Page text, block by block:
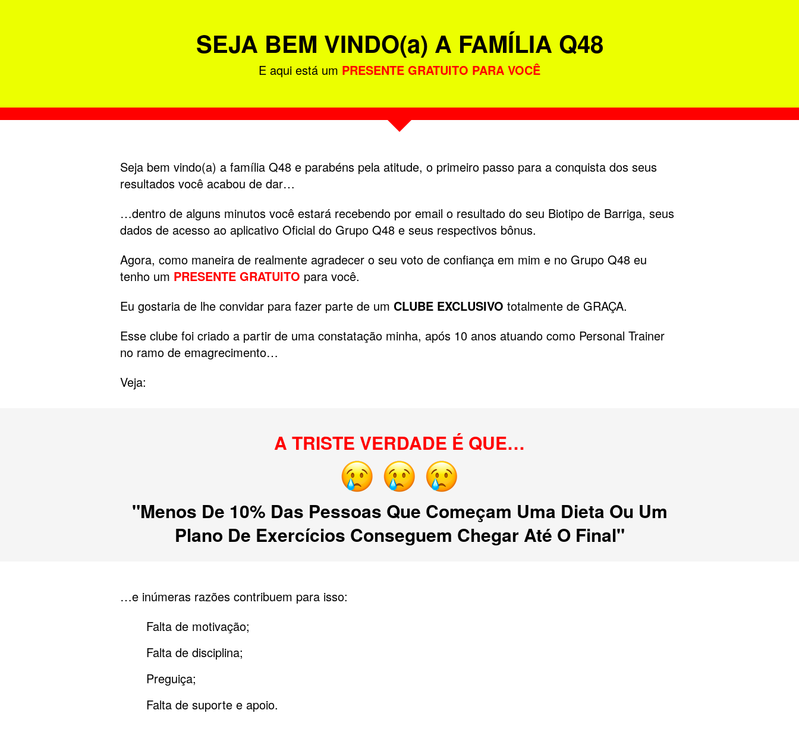
SEJA BEM VINDO(a) A FAMÍLIA Q48
E aqui está um PRESENTE GRATUITO PARA VOCÊ
Seja bem vindo(a) a família Q48 e parabéns pela atitude, o primeiro passo para a conquista dos seus
resultados você acabou de dar…
…dentro de alguns minutos você estará recebendo por email o resultado do seu Biotipo de Barriga, seus
dados de acesso ao aplicativo Oficial do Grupo Q48 e seus respectivos bônus.
Agora, como maneira de realmente agradecer o seu voto de confiança em mim e no Grupo Q48 eu
tenho um PRESENTE GRATUITO para você.
Eu gostaria de lhe convidar para fazer parte de um CLUBE EXCLUSIVO totalmente de GRAÇA.
Esse clube foi criado a partir de uma constatação minha, após 10 anos atuando como Personal Trainer
no ramo de emagrecimento…
Veja:
A TRISTE VERDADE É QUE…
"Menos De 10% Das Pessoas Que Começam Uma Dieta Ou Um
Plano De Exercícios Conseguem Chegar Até O Final"
…e inúmeras razões contribuem para isso:
Falta de motivação;
Falta de disciplina;
Preguiça;
Falta de suporte e apoio.